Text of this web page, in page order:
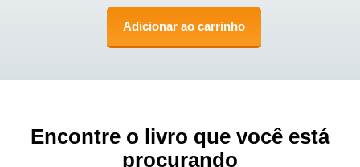
Adicionar ao carrinho
Encontre o livro que você está
procurando